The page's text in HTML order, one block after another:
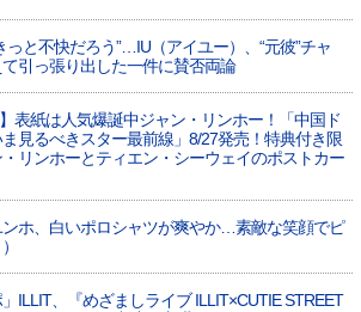
っと不快だろう”…IU（アイユー）、“元彼”チャ
引っ張り出した一件に賛否両論
】表紙は人気爆誕中ジャン・リンホー！「中国ド
見るべきスター最前線」8/27発売！特典付き限
リンホーとティエン・シーウェイのポストカー
ンホ、白いポロシャツが爽やか…素敵な笑顔でピ
」ILLIT、『めざましライブ ILLIT×CUTIE STREET